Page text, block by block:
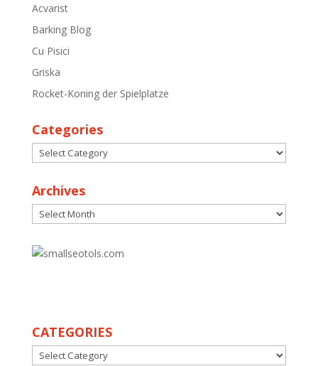
Acvarist
Barking Blog
Cu Pisici
Griska
Rocket-Koning der Spielplatze
Categories
Categories
Archives
Archives
CATEGORIES
CATEGORIES